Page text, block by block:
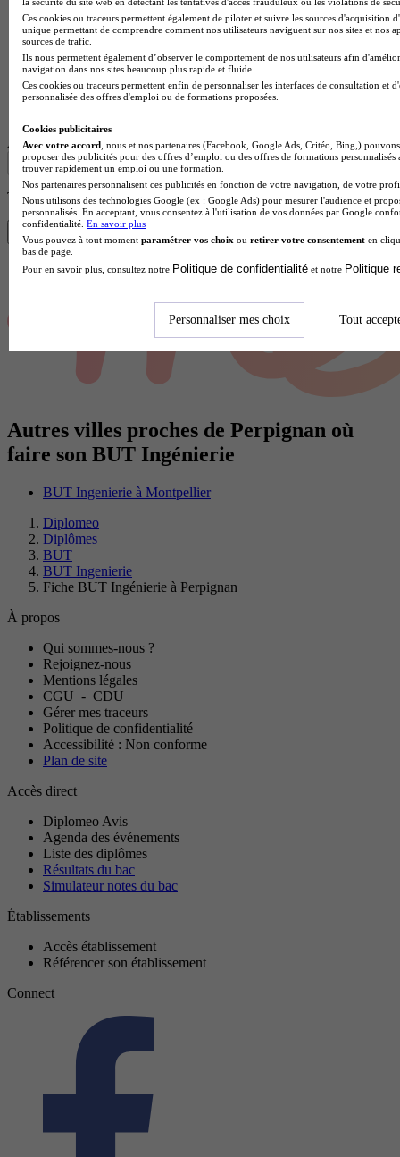
Institut universitaire de technologie
Afficher plus de résultats
Trouve ton BUT en 1 min avec Diplomeo !
Trouver mon école
Autres villes proches de Perpignan où
faire son BUT Ingénierie
BUT Ingenierie à Montpellier
Diplomeo
Diplômes
BUT
BUT Ingenierie
Fiche BUT Ingénierie à Perpignan
À propos
Qui sommes-nous ?
Rejoignez-nous
Mentions légales
CGU - CDU
Gérer mes traceurs
Politique de confidentialité
Accessibilité : Non conforme
Plan de site
Accès direct
Diplomeo Avis
Agenda des événements
Liste des diplômes
Résultats du bac
Simulateur notes du bac
Établissements
Accès établissement
Référencer son établissement
Connect
Ces cookies ou traceurs permettent également de piloter et suivre les sources d'acquisition
unique permettant de comprendre comment nos utilisateurs naviguent sur nos sites et nos
sources de trafic.
Ils nous permettent également d’observer le comportement de nos utilisateurs afin
navigation dans nos sites beaucoup plus rapide et fluide.
Ces cookies ou traceurs permettent enfin de personnaliser les interfaces de consultation et
personnalisée des offres d'emploi ou de formations proposées.
Cookies publicitaires
Avec votre accord , nous et nos partenaires (Facebook, Google Ads, Critéo, Bing,)
proposer des publicités pour des offres d’emploi ou des offres de formations
trouver rapidement un emploi ou une formation.
Nos partenaires personnalisent ces publicités en fonction de votre navigation, de votre
Nous utilisons des technologies Google (ex : Google Ads) pour mesurer l'audience et
personnalisés. En acceptant, vous consentez à l'utilisation de vos données par Google
confidentialité. En savoir plus
Vous pouvez à tout moment paramétrer vos choix ou retirer votre consentement en
bas de page.
Pour en savoir plus, consultez notre Politique de confidentialité et notre Politique
Personnaliser mes choix Tout